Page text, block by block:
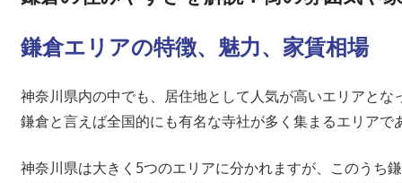
鎌倉エリアの特徴、魅力、家賃相場
神奈川県内の中でも、居住地として人気が高いエリアとな
鎌倉と言えば全国的にも有名な寺社が多く集まるエリア
神奈川県は大きく5つのエリアに分かれますが、このうち